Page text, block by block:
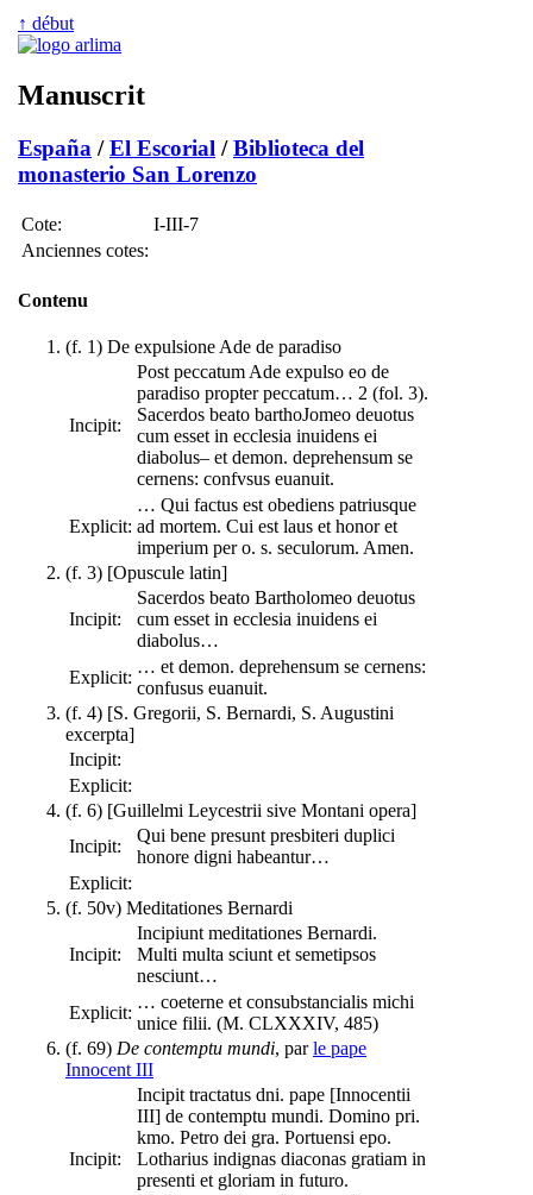
↑ début
Manuscrit
España /El Escorial /Biblioteca del
monasterio San Lorenzo
Cote:
I-III-7
Anciennes cotes:
Contenu
(f. 1) De expulsione Ade de paradiso
Incipit:
Post peccatum Ade expulso eo de
paradiso propter peccatum… 2 (fol. 3).
Sacerdos beato barthoJomeo deuotus
cum esset in ecclesia inuidens ei
diabolus– et demon. deprehensum se
cernens: confvsus euanuit.
Explicit:
… Qui factus est obediens patriusque
ad mortem. Cui est laus et honor et
imperium per o. s. seculorum. Amen.
(f. 3) [Opuscule latin]
Incipit:
Sacerdos beato Bartholomeo deuotus
cum esset in ecclesia inuidens ei
diabolus…
Explicit:
… et demon. deprehensum se cernens:
confusus euanuit.
(f. 4) [S. Gregorii, S. Bernardi, S. Augustini
excerpta]
Incipit:
Explicit:
(f. 6) [Guillelmi Leycestrii sive Montani opera]
Incipit:
Qui bene presunt presbiteri duplici
honore digni habeantur…
Explicit:
(f. 50v) Meditationes Bernardi
Incipit:
Incipiunt meditationes Bernardi.
Multi multa sciunt et semetipsos
nesciunt…
Explicit:
… coeterne et consubstancialis michi
unice filii. (M. CLXXXIV, 485)
(f. 69) De contemptu mundi, parle pape
Innocent III
Incipit:
Incipit tractatus dni. pape [Innocentii
III] de contemptu mundi. Domino pri.
kmo. Petro dei gra. Portuensi epo.
Lotharius indignas diaconas gratiam in
presenti et gloriam in futuro.